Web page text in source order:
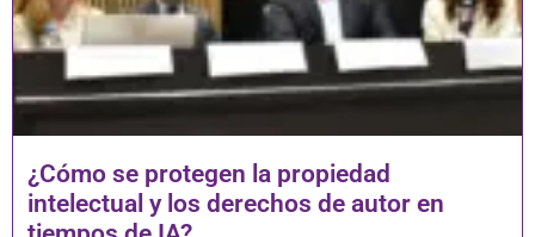
¿Cómo se protegen la propiedad
intelectual y los derechos de autor en